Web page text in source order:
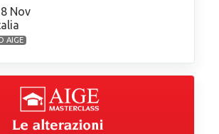
Nov
AIGE